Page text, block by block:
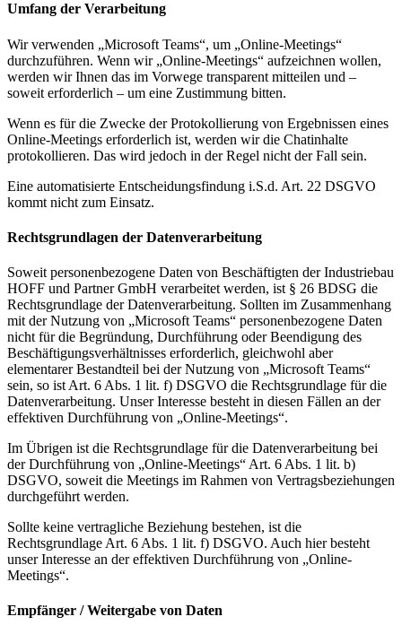
Umfang der Verarbeitung
Wir verwenden „Microsoft Teams“, um „Online-Meetings“
durchzuführen. Wenn wir „Online-Meetings“ aufzeichnen wollen,
werden wir Ihnen das im Vorwege transparent mitteilen und –
soweit erforderlich – um eine Zustimmung bitten.
Wenn es für die Zwecke der Protokollierung von Ergebnissen eines
Online-Meetings erforderlich ist, werden wir die Chatinhalte
protokollieren. Das wird jedoch in der Regel nicht der Fall sein.
Eine automatisierte Entscheidungsfindung i.S.d. Art. 22 DSGVO
kommt nicht zum Einsatz.
Rechtsgrundlagen der Datenverarbeitung
Soweit personenbezogene Daten von Beschäftigten der Industriebau
HOFF und Partner GmbH verarbeitet werden, ist § 26 BDSG die
Rechtsgrundlage der Datenverarbeitung. Sollten im Zusammenhang
mit der Nutzung von „Microsoft Teams“ personenbezogene Daten
nicht für die Begründung, Durchführung oder Beendigung des
Beschäftigungsverhältnisses erforderlich, gleichwohl aber
elementarer Bestandteil bei der Nutzung von „Microsoft Teams“
sein, so ist Art. 6 Abs. 1 lit. f) DSGVO die Rechtsgrundlage für die
Datenverarbeitung. Unser Interesse besteht in diesen Fällen an der
effektiven Durchführung von „Online-Meetings“.
Im Übrigen ist die Rechtsgrundlage für die Datenverarbeitung bei
der Durchführung von „Online-Meetings“ Art. 6 Abs. 1 lit. b)
DSGVO, soweit die Meetings im Rahmen von Vertragsbeziehungen
durchgeführt werden.
Sollte keine vertragliche Beziehung bestehen, ist die
Rechtsgrundlage Art. 6 Abs. 1 lit. f) DSGVO. Auch hier besteht
unser Interesse an der effektiven Durchführung von „Online-
Meetings“.
Empfänger / Weitergabe von Daten